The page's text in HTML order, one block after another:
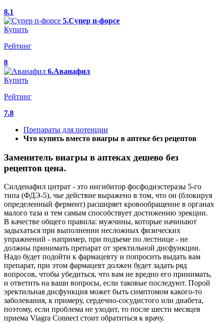
8.1
5.Супер п-форсе
Купить
Рейтинг
8
6.Аванафил
Купить
Рейтинг
7.8
Препараты для потенции
Что купить вместо виагры в аптеке без рецептов
Заменитель виагры в аптеках дешево без
рецептов цена.
Силденафил цитрат - это ингибитор фосфодиэстеразы 5-го
типа (ФДЭ-5), чье действие выражено в том, что он (блокируя
определенный фермент) расширяет кровообращение в органах
малого таза и тем самым способствует достижению эрекции.
В качестве общего правила: мужчины, которые начинают
задыхаться при выполнении несложных физических
упражнений - например, при подъеме по лестнице - не
должны принимать препарат от эректильной дисфункции.
Надо будет подойти к фармацевту и попросить выдать вам
препарат, при этом фармацевт должен будет задать ряд
вопросов, чтобы убедиться, что вам не вредно его принимать,
и ответить на ваши вопросы, если таковые последуют. Порой
эректильная дисфункция может быть симптомом какого-то
заболевания, к примеру, сердечно-сосудистого или диабета,
поэтому, если проблема не уходит, то после шести месяцев
приема Viagra Connect стоит обратиться к врачу.